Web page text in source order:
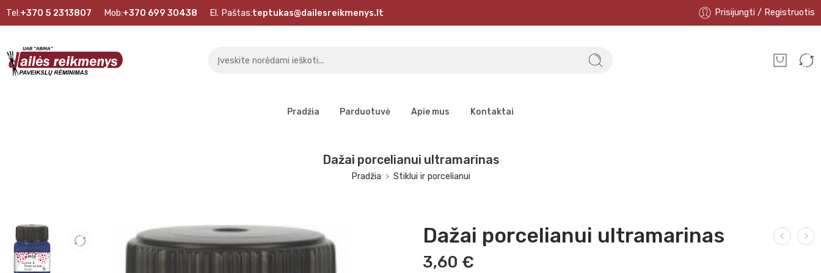
Tel:+370 5 2313807 Mob:+370 699 30438 El. Paštas:teptukas@dailesreikmenys.lt Prisijungti / Registruotis
Pradžia Parduotuvė Apie mus Kontaktai
Dažai porcelianui ultramarinas
Pradžia Stiklui ir porcelianui
Dažai porcelianui ultramarinas
3,60 €